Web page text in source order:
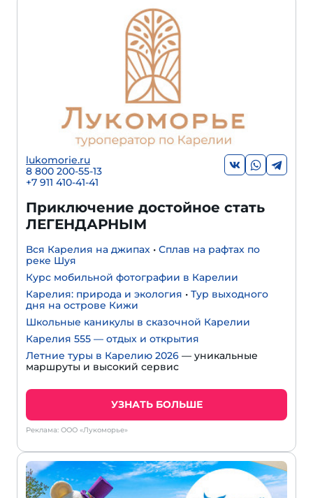
lukomorie.ru
8 800 200-55-13
+7 911 410-41-41
Приключение достойное стать
ЛЕГЕНДАРНЫМ
Вся Карелия на джипах • Сплав на рафтах по
реке Шуя
Курс мобильной фотографии в Карелии
Карелия: природа и экология • Тур выходного
дня на острове Кижи
Школьные каникулы в сказочной Карелии
Карелия 555 — отдых и открытия
Летние туры в Карелию 2026 — уникальные
маршруты и высокий сервис
УЗНАТЬ БОЛЬШЕ
Реклама: ООО «Лукоморье»